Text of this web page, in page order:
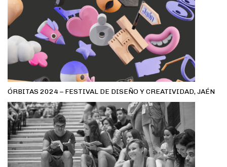
ÓRBITAS 2024 – FESTIVAL DE DISEÑO Y CREATIVIDAD, JAÉN